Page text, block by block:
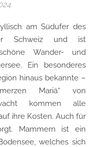
Schweiz und ist
Wander- und
Ein besonderes
hinaus bekannte –
Mariä“ von
kommen alle
ihre Kosten. Auch für
Mammern ist ein
welches sich